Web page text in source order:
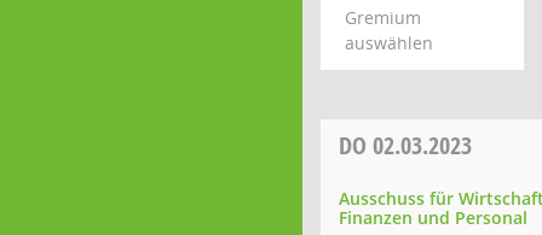
Gremium
auswählen
DO 02.03.2023
Ausschuss für
Finanzen und Personal